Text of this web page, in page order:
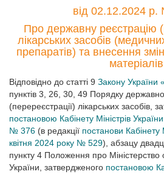
від 02.12.2024
Про державну реєстрацію
лікарських засобів
препаратів) та внесення
матеріалів
Відповідно до статті 9 Закону України
пунктів 3, 26, 30, 49 Порядку
(перереєстрації) лікарських засобів,
постановою Кабінету Міністрів
№ 376 (в редакції постанови Кабінету
квітня 2024 року № 529), абзацу
пункту 4 Положення про Міністерство
України, затвердженого постановою